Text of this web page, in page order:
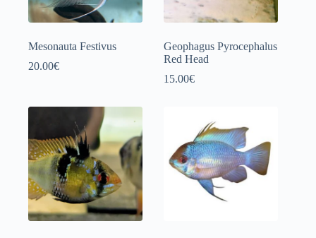
Mesonauta Festivus
20.00€
Geophagus Pyrocephalus
Red Head
15.00€